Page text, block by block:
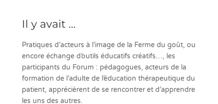
Il y avait …
Pratiques d’acteurs à l’image de la Ferme du goût, ou
encore échange d’outils éducatifs créatifs…, les
participants du Forum : pédagogues, acteurs de la
formation de l’adulte de l’éducation thérapeutique du
patient, apprécièrent de se rencontrer et d’apprendre
les uns des autres.